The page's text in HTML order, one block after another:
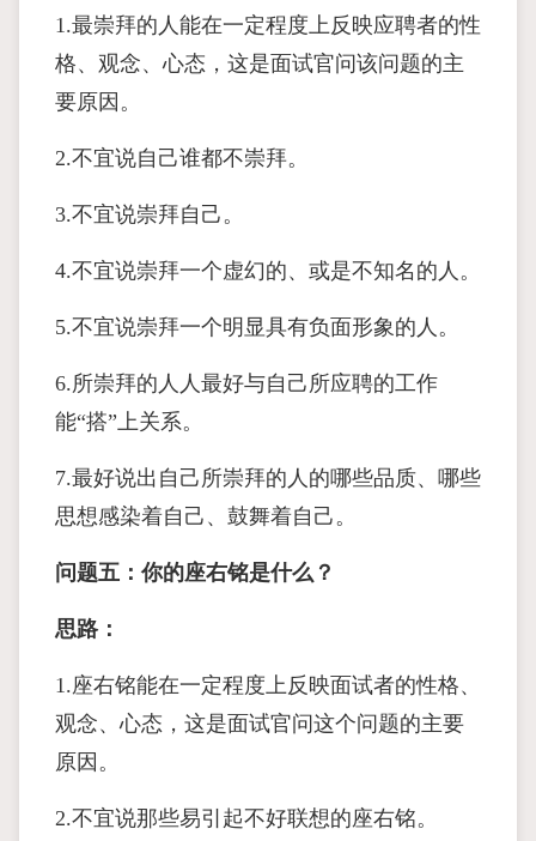
1.最崇拜的人能在一定程度上反映应聘者的性
格、观念、心态，这是面试官问该问题的主
要原因。
2.不宜说自己谁都不崇拜。
3.不宜说崇拜自己。
4.不宜说崇拜一个虚幻的、或是不知名的人。
5.不宜说崇拜一个明显具有负面形象的人。
6.所崇拜的人人最好与自己所应聘的工作
能“搭”上关系。
7.最好说出自己所崇拜的人的哪些品质、哪些
思想感染着自己、鼓舞着自己。
问题五：你的座右铭是什么？
思路：
1.座右铭能在一定程度上反映面试者的性格、
观念、心态，这是面试官问这个问题的主要
原因。
2.不宜说那些易引起不好联想的座右铭。